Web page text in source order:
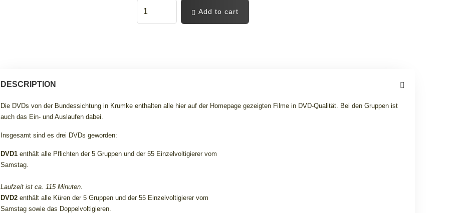
Add to cart
DESCRIPTION
Die DVDs von der Bundessichtung in Krumke enthalten alle hier auf der Homepage gezeigten Filme in DVD-Qualität. Bei den Gruppen ist
auch das Ein- und Auslaufen dabei.
Insgesamt sind es drei DVDs geworden:
DVD1enthält alle Pflichten der 5 Gruppen und der 55 Einzelvoltigierer vom
Samstag.
Laufzeit ist ca. 115 Minuten.
DVD2enthält alle Küren der 5 Gruppen und der 55 Einzelvoltigierer vom
Samstag sowie das Doppelvoltigieren.